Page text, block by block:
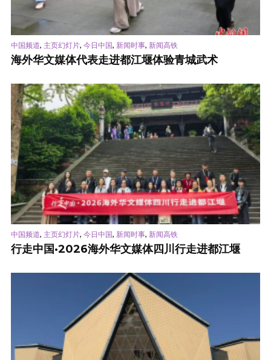
中国频道, 主页幻灯片, 今日中国, 新闻时事, 新闻高铁
海外华文媒体代表走进都江堰体验青城武术
中国频道, 主页幻灯片, 今日中国, 新闻时事, 新闻高铁
行走中国·2026海外华文媒体四川行走进都江堰